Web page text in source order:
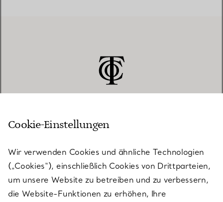
KUNDENSERVICE
SERVICES
Cookie-Einstellungen
Wir verwenden Cookies und ähnliche Technologien
(„Cookies“), einschließlich Cookies von Drittparteien,
um unsere Website zu betreiben und zu verbessern,
die Website-Funktionen zu erhöhen, Ihre